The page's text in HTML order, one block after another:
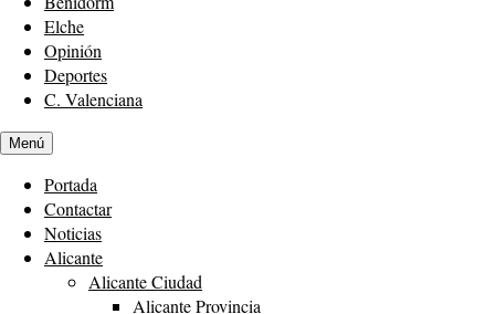
Elche
Opinión
Deportes
C. Valenciana
Menú
Portada
Contactar
Noticias
Alicante
Alicante Ciudad
Alicante Provincia